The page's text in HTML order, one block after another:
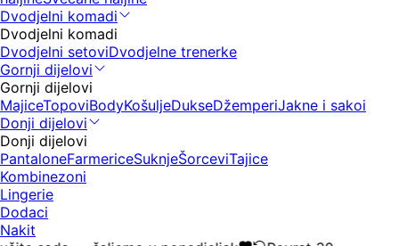
Dvodjelni komadi
Dvodjelni komadi
Dvodjelni setoviDvodjelne trenerke
Gornji dijelovi
Gornji dijelovi
MajiceTopoviBodyKošuljeDukseDžemperiJakne i sakoi
Donji dijelovi
Donji dijelovi
PantaloneFarmericeSuknjeŠorceviTajice
Kombinezoni
Lingerie
Dodaci
Nakit